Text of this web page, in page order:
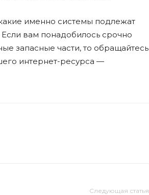
именно системы подлежат
вам понадобилось срочно
запасные части, то обращайтесь
интернет-ресурса —
Следующая статья